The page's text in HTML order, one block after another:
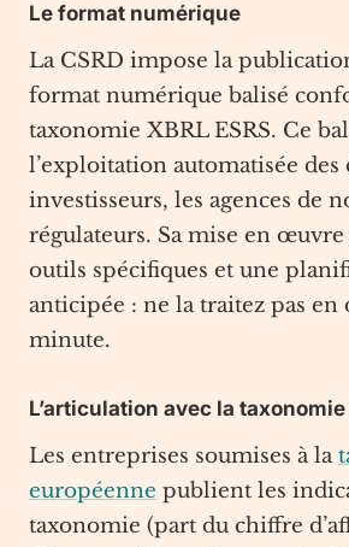
Le format numérique
La CSRD impose la
format numérique balisé
taxonomie XBRL ESRS. Ce
l’exploitation automatisée des
investisseurs, les agences de
régulateurs. Sa mise en œuvre
outils spécifiques et une
anticipée : ne la traitez pas en
minute.
L’articulation avec la
Les entreprises soumises à la
européenne publient les
taxonomie (part du chiffre